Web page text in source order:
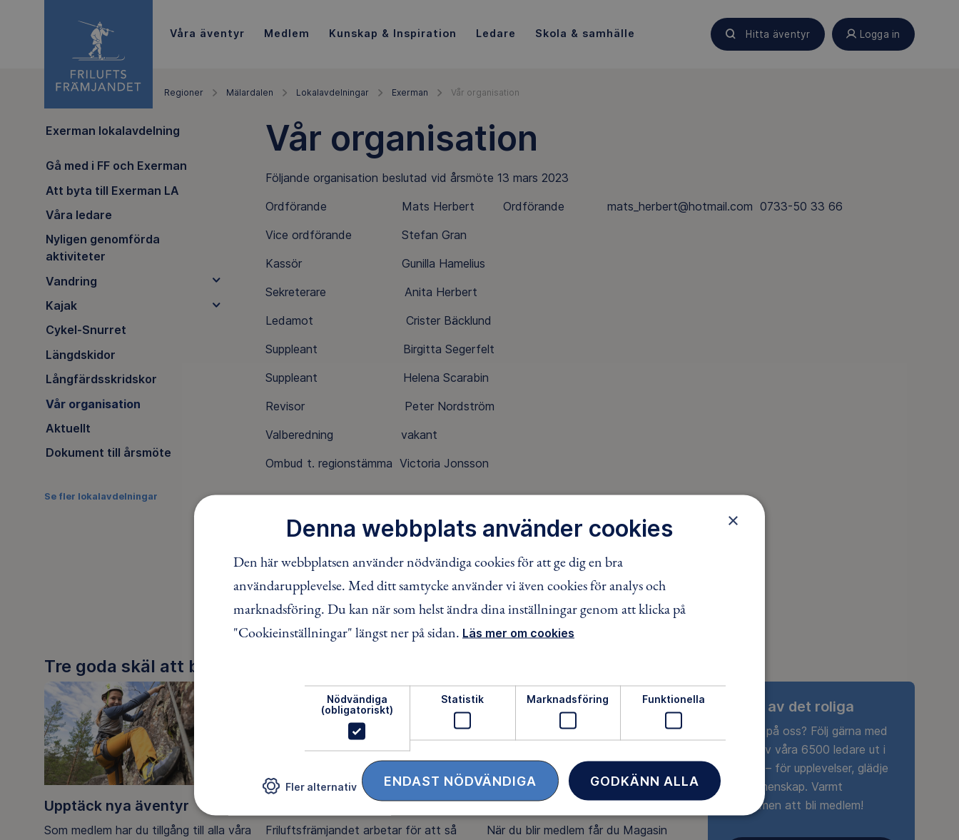
Våra äventyr Medlem Kunskap & Inspiration Ledare Skola & samhälle Hitta äventyr Logga in
Regioner Mälardalen Lokalavdelningar Exerman Vår organisation
Exerman lokalavdelning
Gå med i FF och Exerman
Att byta till Exerman LA
Våra ledare
Nyligen genomförda
aktiviteter
Vandring
Kajak
Cykel-Snurret
Längdskidor
Långfärdsskridskor
Vår organisation
Aktuellt
Dokument till årsmöte
Se fler lokalavdelningar
Vår organisation
Följande organisation beslutad vid årsmöte 13 mars 2023
Ordförande Mats Herbert Ordförande mats_herbert@hotmail.com 0733-50 33 66
Vice ordförande Stefan Gran
Kassör Gunilla Hamelius
Sekreterare Anita Herbert
Ledamot Crister Bäcklund
Suppleant Birgitta Segerfelt
Suppleant Helena Scarabin
Revisor Peter Nordström
Valberedning vakant
Ombud t. regionstämma Victoria Jonsson
FACEBOOKTWITTERLINKEDIN
Tre goda skäl att bli medlem
Upptäck nya äventyr
Som medlem har du tillgång till alla våra
Ett friluftsliv för alla
Friluftsfrämjandet arbetar för att så
Medlemsförmåner
När du blir medlem får du Magasin
Ta del av det roliga
Nyfiken på oss? Följ gärna med
någon av våra 6500 ledare ut i
naturen – för upplevelser, glädje
och gemenskap. Varmt
välkommen att bli medlem!
×
Denna webbplats använder cookies
Den här webbplatsen använder nödvändiga cookies för att ge dig en bra
användarupplevelse. Med ditt samtycke använder vi även cookies för analys och
marknadsföring. Du kan när som helst ändra dina inställningar genom att klicka på
"Cookieinställningar" längst ner på sidan. Läs mer om cookies
Nödvändiga
(obligatoriskt)
Statistik Marknadsföring Funktionella
GODKÄNN ALLA
ENDAST NÖDVÄNDIGA
Fler alternativ